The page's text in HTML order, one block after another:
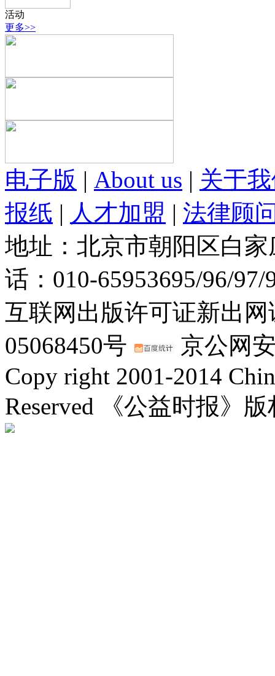
活动
更多>>
电子版 | About us | 关于
报纸 | 人才加盟 | 法律顾
地址：北京市朝阳区白
话：010-65953695/96/
互联网出版许可证新出
05068450号
京公网
Copy right 2001-2014
Reserved 《公益时报》